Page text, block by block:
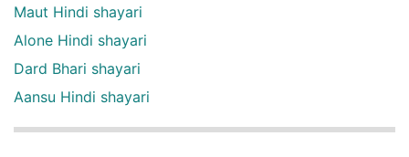
Maut Hindi shayari
Alone Hindi shayari
Dard Bhari shayari
Aansu Hindi shayari